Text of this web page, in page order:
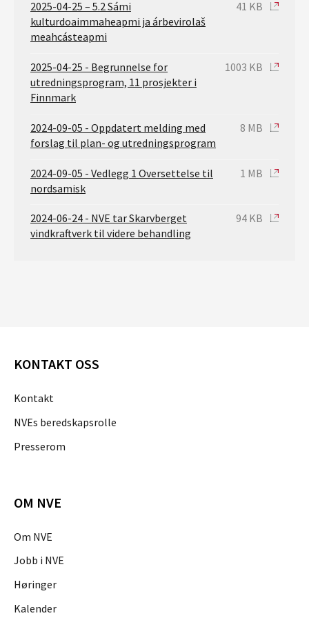
2025-04-25 – 5.2 Sámi
kulturdoaimmaheapmi ja árbevirolaš
meahcásteapmi
41 KB
2025-04-25 - Begrunnelse for
utredningsprogram, 11 prosjekter i
Finnmark
1003 KB
2024-09-05 - Oppdatert melding med
forslag til plan- og utredningsprogram
8 MB
2024-09-05 - Vedlegg 1 Oversettelse til
nordsamisk
1 MB
2024-06-24 - NVE tar Skarvberget
vindkraftverk til videre behandling
94 KB
KONTAKT OSS
Kontakt
NVEs beredskapsrolle
Presserom
OM NVE
Om NVE
Jobb i NVE
Høringer
Kalender